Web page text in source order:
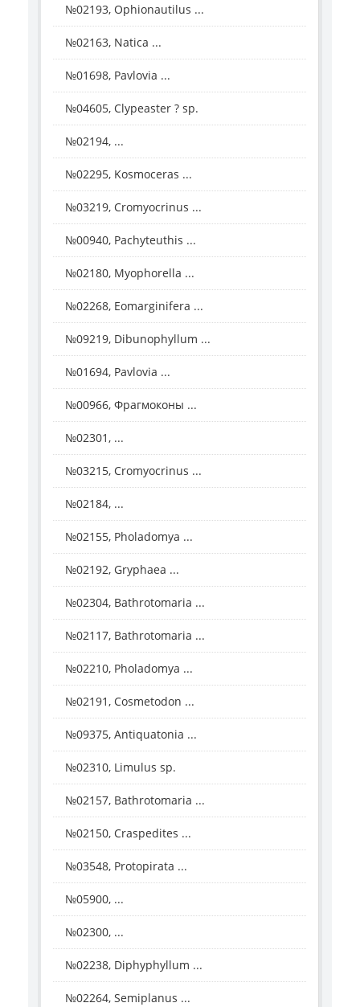
№02193, Ophionautilus ...
№02163, Natica ...
№01698, Pavlovia ...
№04605, Clypeaster ? sp.
№02194, ...
№02295, Kosmoceras ...
№03219, Cromyocrinus ...
№00940, Pachyteuthis ...
№02180, Myophorella ...
№02268, Eomarginifera ...
№09219, Dibunophyllum ...
№01694, Pavlovia ...
№00966, Фрагмоконы ...
№02301, ...
№03215, Cromyocrinus ...
№02184, ...
№02155, Pholadomya ...
№02192, Gryphaea ...
№02304, Bathrotomaria ...
№02117, Bathrotomaria ...
№02210, Pholadomya ...
№02191, Cosmetodon ...
№09375, Antiquatonia ...
№02310, Limulus sp.
№02157, Bathrotomaria ...
№02150, Craspedites ...
№03548, Protopirata ...
№05900, ...
№02300, ...
№02238, Diphyphyllum ...
№02264, Semiplanus ...